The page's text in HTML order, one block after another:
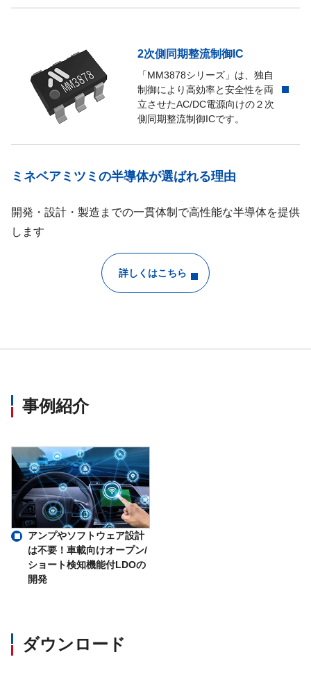
2次側同期整流制御IC
「MM3878シリーズ」は、独自
制御により高効率と安全性を両
立させたAC/DC電源向けの２次
側同期整流制御ICです。
ミネベアミツミの半導体が選ばれる理由
開発・設計・製造までの一貫体制で高性能な半導体を提供
します
詳しくはこちら
事例紹介
アンプやソフトウェア設計
は不要！車載向けオープン/
ショート検知機能付LDOの
開発
ダウンロード